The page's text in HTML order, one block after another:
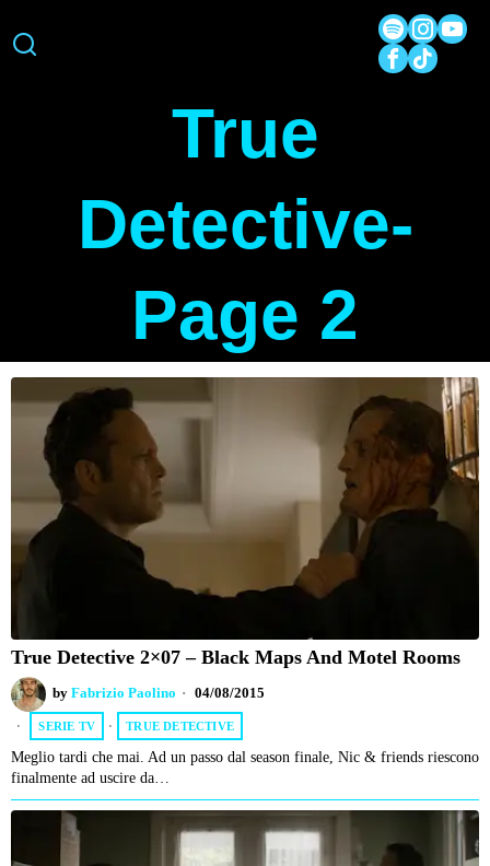
True
Detective-
Page 2
True Detective 2×07 – Black Maps And Motel Rooms
by Fabrizio Paolino 04/08/2015
SERIE TV · TRUE DETECTIVE
Meglio tardi che mai. Ad un passo dal season finale, Nic & friends riescono
finalmente ad uscire da…